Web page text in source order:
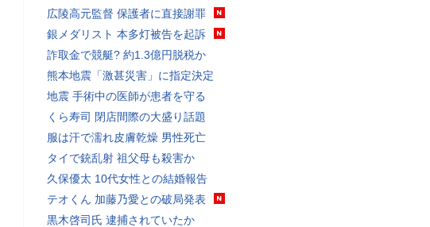
広陵高元監督 保護者に直接謝罪
銀メダリスト 本多灯被告を起訴
詐取金で競艇? 約1.3億円脱税か
熊本地震「激甚災害」に指定決定
地震 手術中の医師が患者を守る
くら寿司 閉店間際の大盛り話題
服は汗で濡れ皮膚乾燥 男性死亡
タイで銃乱射 祖父母も殺害か
久保優太 10代女性との結婚報告
テオくん 加藤乃愛との破局発表
黒木啓司氏 逮捕されていたか